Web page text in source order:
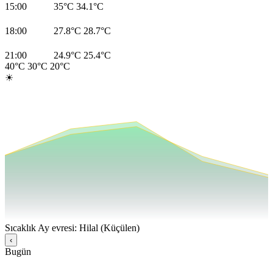
15:00 35°C 34.1°C
18:00 27.8°C 28.7°C
21:00 24.9°C 25.4°C
40°C 30°C 20°C
☀
Sıcaklık Ay evresi: Hilal (Küçülen)
‹
Bugün